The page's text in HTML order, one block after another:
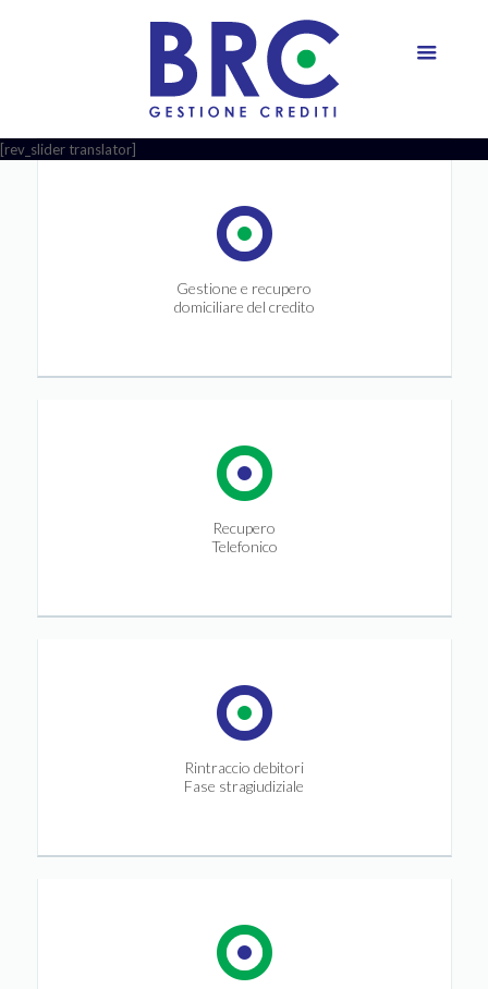
[rev_slider translator]
Gestione e recupero
domiciliare del credito
Recupero
Telefonico
Rintraccio debitori
Fase stragiudiziale